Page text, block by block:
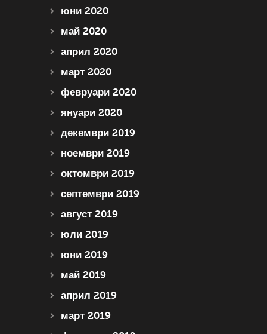
юни 2020
май 2020
април 2020
март 2020
февруари 2020
януари 2020
декември 2019
ноември 2019
октомври 2019
септември 2019
август 2019
юли 2019
юни 2019
май 2019
април 2019
март 2019